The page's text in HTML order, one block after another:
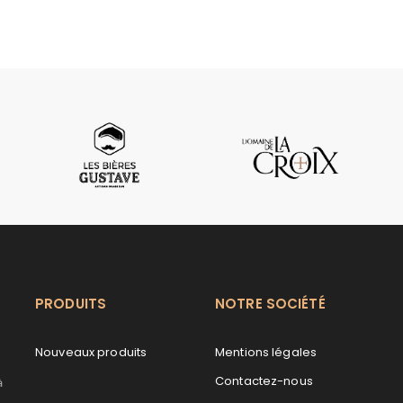
PRODUITS
Nouveaux produits
NOTRE SOCIÉTÉ
Mentions légales
Contactez-nous